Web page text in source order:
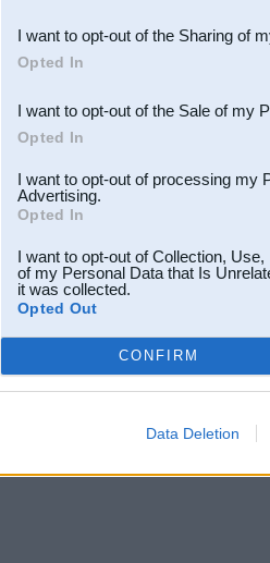
Downstream Participants
third parties.
I want to opt-out of the Sharing of
Opted In
I want to opt-out of the Sale of my
Opted In
I want to opt-out of processing my
Advertising.
Opted In
I want to opt-out of Collection,
of my Personal Data that Is
it was collected.
Opted Out
CONFIRM
Data Deletion